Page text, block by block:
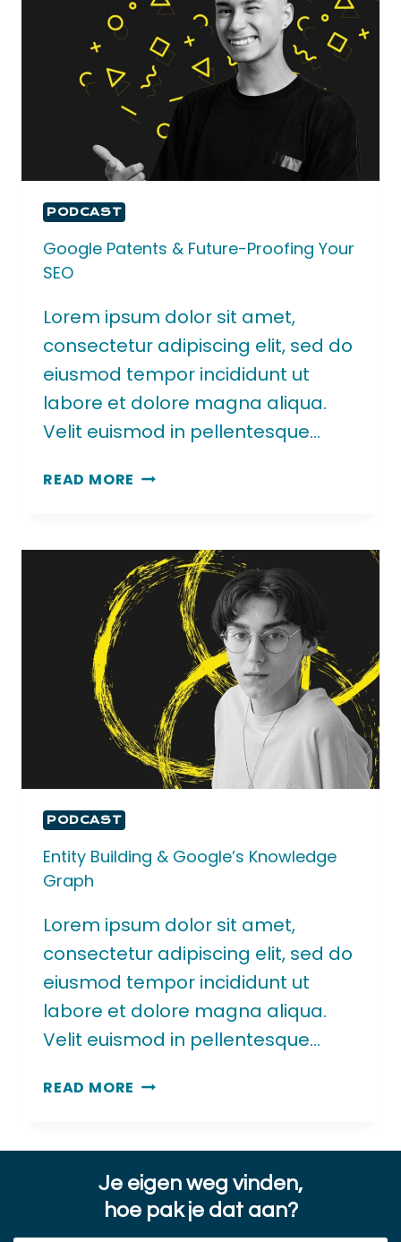
PODCAST
Google Patents & Future-Proofing Your
SEO
Lorem ipsum dolor sit amet,
consectetur adipiscing elit, sed do
eiusmod tempor incididunt ut
labore et dolore magna aliqua.
Velit euismod in pellentesque…
READ MORE
PODCAST
Entity Building & Google’s Knowledge
Graph
Lorem ipsum dolor sit amet,
consectetur adipiscing elit, sed do
eiusmod tempor incididunt ut
labore et dolore magna aliqua.
Velit euismod in pellentesque…
READ MORE
Je eigen weg vinden,
hoe pak je dat aan?